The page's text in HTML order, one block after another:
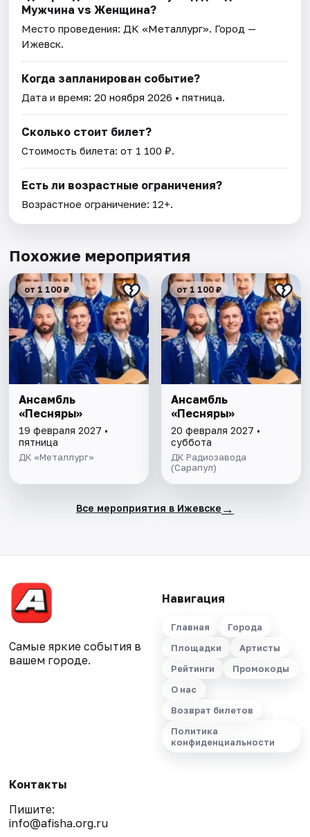
Мужчина vs Женщина?
Место проведения: ДК «Металлург». Город —
Ижевск.
Когда запланирован событие?
Дата и время:20 ноября 2026 • пятница.
Сколько стоит билет?
Стоимость билета: от 1 100 ₽.
Есть ли возрастные ограничения?
Возрастное ограничение: 12+.
Похожие мероприятия
от 1 100 ₽
Ансамбль
«Песняры»
19 февраля 2027 •
пятница
ДК «Металлург»
от 1 100 ₽
Ансамбль
«Песняры»
20 февраля 2027 •
суббота
ДК Радиозавода
(Сарапул)
Все мероприятия в Ижевске →
Самые яркие события в
вашем городе.
Навигация
Главная
Города
Площадки
Артисты
Рейтинги
Промокоды
О нас
Возврат билетов
Политика
конфиденциальности
Контакты
Пишите:
info@afisha.org.ru